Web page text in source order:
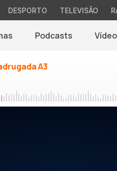
DESPORTO TELEVISÃO
Podcasts
A3